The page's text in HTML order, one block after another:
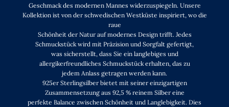
Geschmack des modernen Mannes widerzuspiegeln. Unsere
Kollektion ist von der schwedischen Westküste inspiriert, wo die
raue
Schönheit der Natur auf modernes Design trifft. Jedes
Schmuckstück wird mit Präzision und Sorgfalt gefertigt,
was sicherstellt, dass Sie ein langlebiges und
allergikerfreundliches Schmuckstück erhalten, das zu
jedem Anlass getragen werden kann.
925er Sterlingsilber bietet mit seiner einzigartigen
Zusammensetzung aus 92,5 % reinem Silber eine
perfekte Balance zwischen Schönheit und Langlebigkeit. Dies